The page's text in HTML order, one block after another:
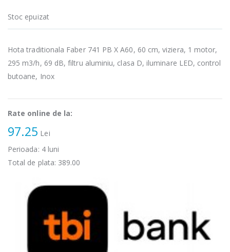
Stoc epuizat
Hota traditionala Faber 741 PB X A60, 60 cm, viziera, 1 motor,
295 m3/h, 69 dB, filtru aluminiu, clasa D, iluminare LED, control
butoane, Inox
Rate online de la:
97.25 Lei
Perioada: 4luni
Total de plata: 389.00
Masina de tocat
NobeLTek ...
199,00 Lei
Robot de
Heinner ...
299,00 Lei